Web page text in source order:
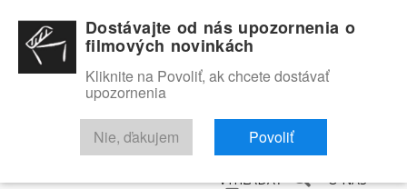
RECENZIE TRAILERY FILMOVÁ DATABÁZA
VYHĽADAŤ O NÁS
Dostávajte od nás upozornenia o
filmových novinkách
Kliknite na Povoliť, ak chcete dostávať
upozornenia
Nie, ďakujem Povoliť